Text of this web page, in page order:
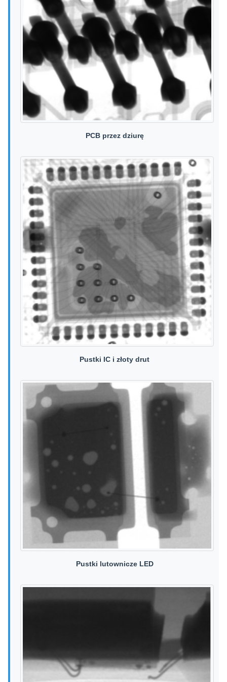
PCB przez dziurę
Pustki IC i złoty drut
Pustki lutownicze LED